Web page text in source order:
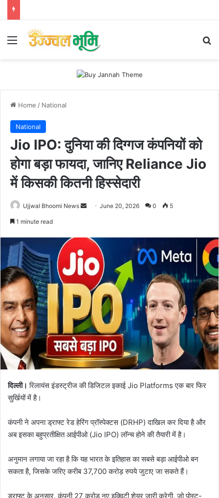
Menu
Home / National
National
Jio IPO: दुनिया की दिग्गज कंपनियों को
होगा बड़ा फायदा, जानिए Reliance Jio
में किसकी कितनी हिस्सेदारी
Ujjwal Bhoomi News
SendJune 20, 2026 0 5
1 minute read
दिल्ली। रिलायंस इंडस्ट्रीज की डिजिटल इकाई Jio Platforms एक बार फिर
सुर्खियों में है।
कंपनी ने अपना ड्राफ्ट रेड हेरिंग प्रॉस्पेक्टस (DRHP) दाखिल कर दिया है और
अब इसका बहुप्रतीक्षित आईपीओ (Jio IPO) लॉन्च होने की तैयारी में है।
अनुमान लगाया जा रहा है कि यह भारत के इतिहास का सबसे बड़ा आईपीओ बन
सकता है, जिसके जरिए करीब 37,700 करोड़ रुपये जुटाए जा सकते हैं।
ड्राफ्ट के अनुसार, कंपनी 27 करोड़ नए इक्विटी शेयर जारी करेगी, जो पोस्ट-